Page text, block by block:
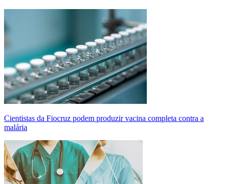
Cientistas da Fiocruz podem produzir vacina completa contra a
malária